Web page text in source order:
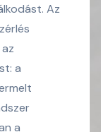
Az
a
a